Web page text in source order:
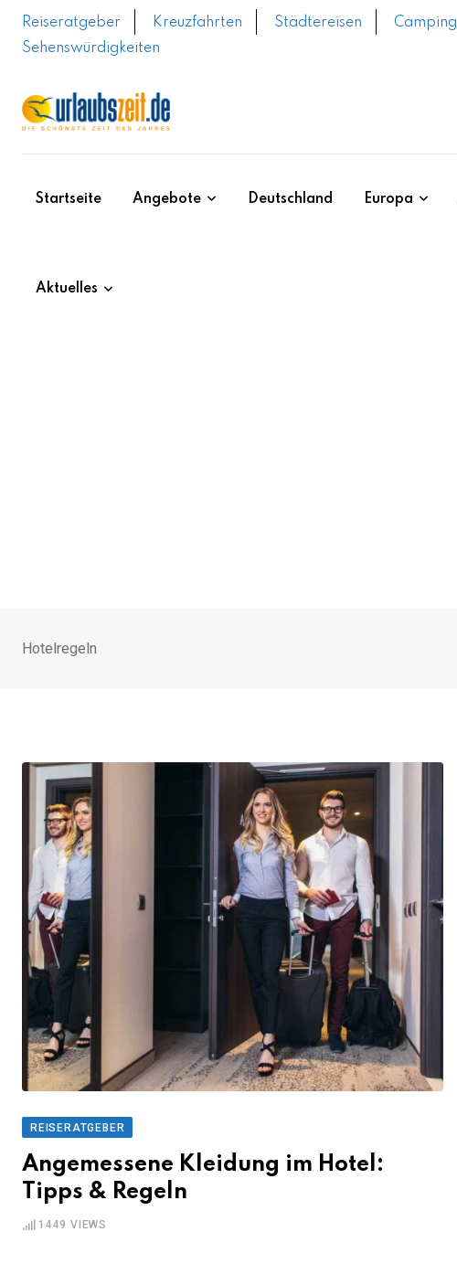
Skip
Reiseratgeber Kreuzfahrten Städtereisen Camping
Sehenswürdigkeiten
Startseite Angebote Deutschland Europa
Aktuelles
Hotelregeln
REISERATGEBER
Angemessene Kleidung im Hotel:
Tipps & Regeln
1449 VIEWS